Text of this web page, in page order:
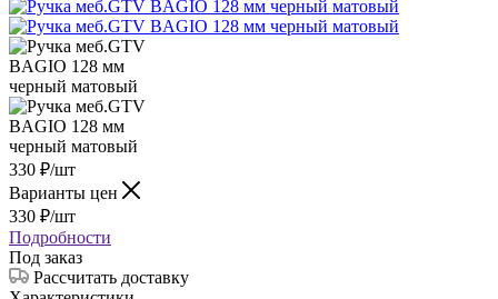
330 ₽/шт
Варианты цен
330 ₽/шт
Подробности
Под заказ
Рассчитать доставку